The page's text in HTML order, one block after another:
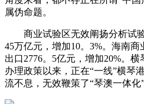
属伪命题。
商业试验区无效阐扬分析试验
45万亿元，增加10。3%。海南
出口2776。5亿元，增加20%。
办理政策以来，正在“一线”横琴
流不息，无效鞭策了“琴澳一体化”